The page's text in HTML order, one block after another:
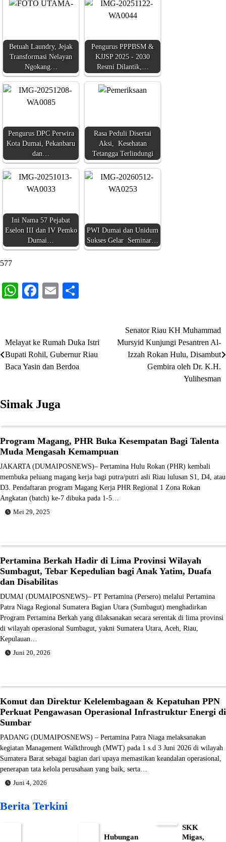
Betuah Laundry, Jejak
Transformasi Nelayan
Ngokang…
Pengurus PPPBSM &
KJJSP 2025 - 2030
Resmi Dilantik,…
Pengurus DPC Perwira
Kota Dumai, Pekanbaru
dan…
Rasa Peduli Disertai
Aksi, Kesehatan
Tetangga Terlindungi
Ini Nama 57 Pejabat
Eselon III dan IV Pemko
Dumai…
PWI Dumai dan Unidum
Sukses Gelar Seminar…
577
WhatsApp
Facebook
Email
pos
Melayat ke Rumah Duka Istri
Bupati Rohil, Gubernur Riau
Baca Yasin dan Berdoa
Senator Riau KH Muhammad
Mursyid Kunjungi Pesantren Al-
Izzah Rokan Hulu, Disambut
Gembira oleh Dr. K.H.
Yulihesman
Simak Juga
Program Magang, PHR Buka Kesempatan Bagi Talenta
Muda Mengasah Kemampuan
JAKARTA (DUMAIPOSNEWS)– Pertamina Hulu Rokan (PHR) kembali
membuka peluang magang kerja bagi putra/putri asli Riau lulusan S1, D4, atau
D3. Pendaftaran program Magang Kerja PHR Regional 1 Zona Rokan
Angkatan (batch) ke-7 dibuka pada 1-5…
Mei 29, 2025
Pertamina Berkah Hadir di Lima Provinsi Wilayah
Sumbagut, Tebar Kepedulian bagi Anak Yatim, Duafa
dan Disabilitas
DUMAI (DUMAIPOSNEWS)– PT Pertamina (Persero) melalui Pertamina
Patra Niaga Regional Sumatera Bagian Utara (Sumbagut) menghadirkan
Program Pertamina Berkah yang dilaksanakan secara serentak di lima provinsi
di wilayah operasional Sumbagut, yakni Sumatera Utara, Aceh, Riau,
Kepulauan…
Juni 20, 2026
Komut dan Direktur Kelelembagaan & Kepatuhan PPN
Perkuat Pengawasan Operasional Infrastruktur Energi di
Sumbar
PADANG (DUMAIPOSNEWS) – Pertamina Patra Niaga melaksanakan
kegiatan Management Walkthrough (MWT) pada 1 s.d 3 Juni 2026 di wilayah
Sumatera Barat sebagai bagian dari upaya memastikan keandalan operasional,
penerapan tata kelola perusahaan yang baik, serta…
Juni 4, 2026
Berita Terkini
Hubungan
SKK
Migas,